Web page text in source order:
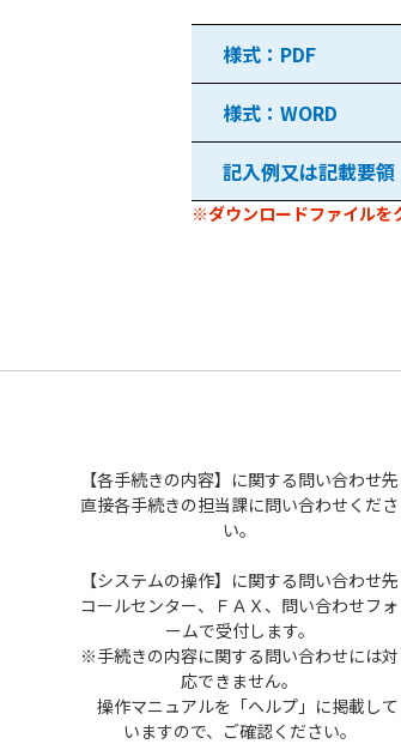
様式：PDF
様式：WORD
記入例又は記載要領
※ダウンロードファイルを
【各手続きの内容】に関する問い合わせ先
直接各手続きの担当課に問い合わせくださ
い。
【システムの操作】に関する問い合わせ先
コールセンター、ＦＡＸ、問い合わせフォ
ームで受付します。
※手続きの内容に関する問い合わせには対
応できません。
操作マニュアルを「ヘルプ」に掲載して
いますので、ご確認ください。